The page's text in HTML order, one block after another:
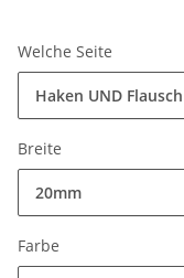
Welche Seite
Haken UND Flausch
Breite
20mm
Farbe